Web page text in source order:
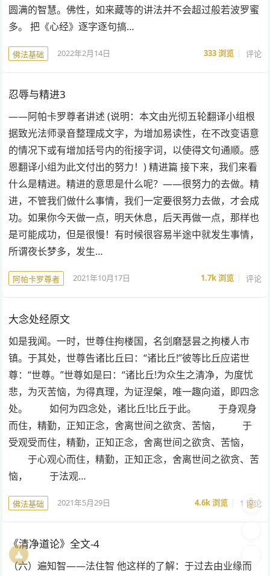
圆满的智慧。佛性，如来藏等的讲法并不会超过般若波罗蜜
多。 把《心经》逐字逐句搞…
佛法基础 2022年2月14日 333浏览 评论
忍辱与精进3
——阿帕卡罗尊者讲述 (说明：本文由光彻五轮翻译小组根
据致光法师录音整理成文字，为增加易读性，在不改变语意
的情况下或有增加括号内的衔接字词，以使得文句通顺。感
恩翻译小组为此文付出的努力！) 精进篇 接下来，我们来看
什么是精进。精进的意思是什么呢？——很努力的去做。精
进，不管我们做什么事情，我们一定要很努力去做，才会成
功。如果你今天做一点，明天休息，后天再做一点，那样也
是可能成功，但是很慢！有时候很容易半途中就发生事情，
所谓夜长梦多，发生…
阿帕卡罗尊者 2021年10月17日 1.7k浏览 评论
大念处经原文
如是我闻。一时，世尊住拘楼国，名剑磨瑟昙之拘楼人市
镇。于其处，世尊告诸比丘曰：“诸比丘!”彼等比丘应诺世
尊：“世尊。”世尊如是曰：“诸比丘!为众生之清净，为度忧
悲，为灭苦恼，为得真理，为证涅槃，唯一趣向道，即四念
处。 如何为四念处，诸比丘!比丘于此。 于身观身
而住，精勤，正知正念，舍离世间之欲贪、苦恼， 于
受观受而住，精勤，正知正念，舍离世间之欲贪、苦恼，
于心观心而住，精勤，正知正念，舍离世间之欲贪、苦
恼， 于法观…
佛法基础 2021年5月29日 4.6k浏览 1 评论
《清净道论》全文-4
（六）遍知智——法住智 他这样的了解：于过去由业缘而
🧘
🤖